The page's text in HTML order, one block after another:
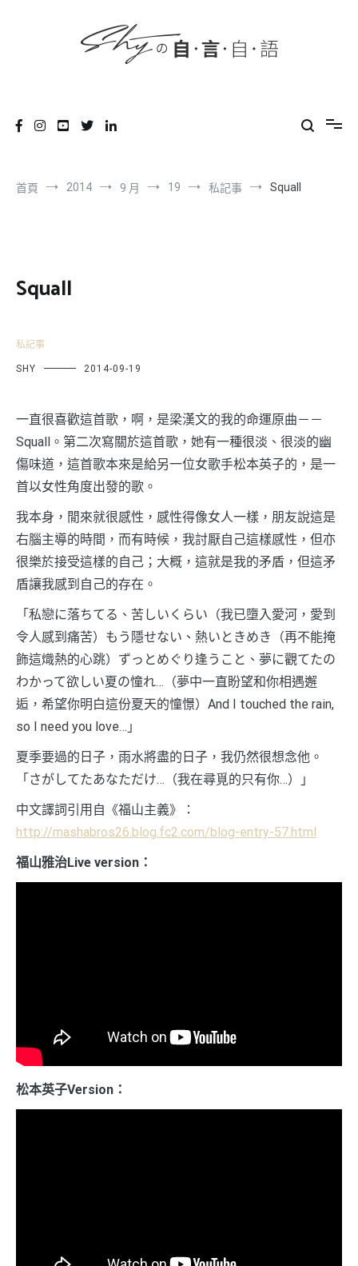
首頁 2014 9 月 19 私記事 Squall
Squall
私記事
SHY 2014-09-19
一直很喜歡這首歌，啊，是梁漢文的我的命運原曲－－
Squall。第二次寫關於這首歌，她有一種很淡、很淡的幽
傷味道，這首歌本來是給另一位女歌手松本英子的，是一
首以女性角度出發的歌。
我本身，閒來就很感性，感性得像女人一樣，朋友說這是
右腦主導的時間，而有時候，我討厭自己這樣感性，但亦
很樂於接受這樣的自己；大概，這就是我的矛盾，但這矛
盾讓我感到自己的存在。
「私戀に落ちてる、苦しいくらい（我已墮入愛河，愛到
令人感到痛苦）もう隱せない、熱いときめき（再不能掩
飾這熾熱的心跳）ずっとめぐり逢うこと、夢に觀てたの
わかって欲しい夏の憧れ…（夢中一直盼望和你相遇邂
逅，希望你明白這份夏天的憧憬）And I touched the rain,
so I need you love…」
夏季要過的日子，雨水將盡的日子，我仍然很想念他。
「さがしてたあなただけ…（我在尋覓的只有你…）」
中文譯詞引用自《福山主義》：
http://mashabros26.blog.fc2.com/blog-entry-57.html
福山雅治Live version：
松本英子Version：